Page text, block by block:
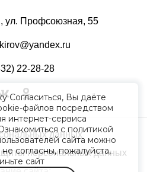
ул. Профсоюзная, 55
22-28-28
данных
персональных данных
Согласиться, Вы даёте
файлов посредством
интернет-сервиса
с политикой
сайта можно
согласны, пожалуйста,
сайт